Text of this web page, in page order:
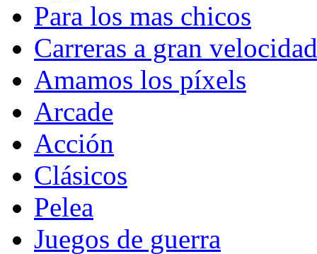
Para los mas chicos
Carreras a gran velocidad
Amamos los píxels
Arcade
Acción
Clásicos
Pelea
Juegos de guerra